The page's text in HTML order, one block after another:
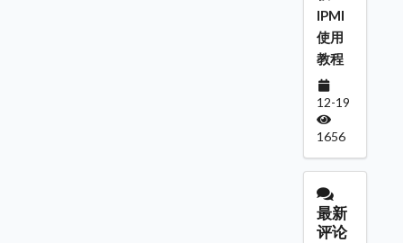
IPMI
使用
教程
12-19
1656
最新
评论